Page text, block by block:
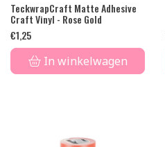
TeckwrapCraft Matte Adhesive
Craft Vinyl - Rose Gold
€1,25
In winkelwagen